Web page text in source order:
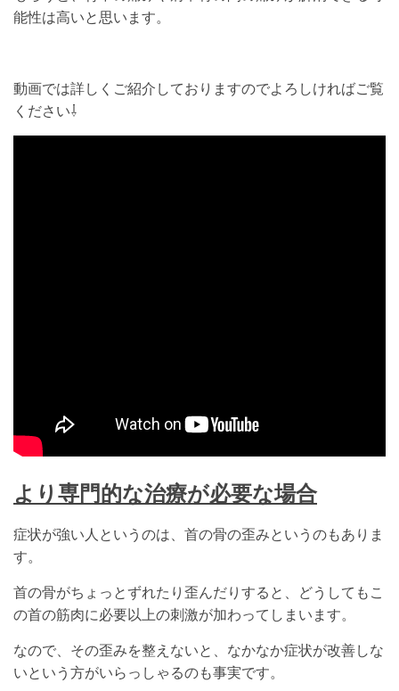
能性は高いと思います。
動画では詳しくご紹介しておりますのでよろしければご覧
ください⇩
より専門的な治療が必要な場合
症状が強い人というのは、首の骨の歪みというのもありま
す。
首の骨がちょっとずれたり歪んだりすると、どうしてもこ
の首の筋肉に必要以上の刺激が加わってしまいます。
なので、その歪みを整えないと、なかなか症状が改善しな
いという方がいらっしゃるのも事実です。